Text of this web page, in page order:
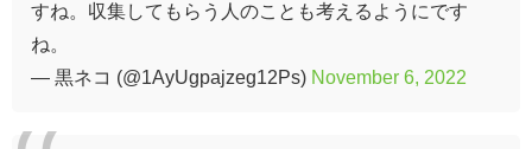
すね。収集してもらう人のことも考えるようにです
ね。
— 黒ネコ (@1AyUgpajzeg12Ps) November 6, 2022